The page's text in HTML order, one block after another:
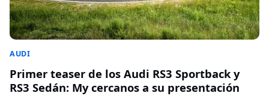
AUDI
Primer teaser de los Audi RS3 Sportback y
RS3 Sedán: My cercanos a su presentación